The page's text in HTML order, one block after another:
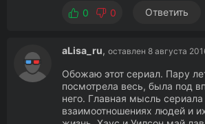
0 0 Ответить
aLisa_ru, оставлен 8 августа
Обожаю этот сериал. Пару
посмотрела весь, была под
него. Главная мысль сериала
взаимоотношениях людей и